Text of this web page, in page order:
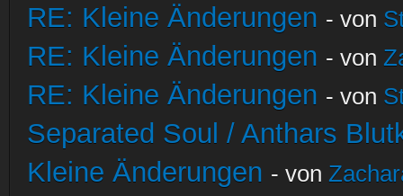
RE: Kleine Änderungen - von
RE: Kleine Änderungen - von
RE: Kleine Änderungen - von
Separated Soul / Anthars
Kleine Änderungen - von